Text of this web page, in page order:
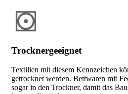
Trocknergeeignet
Textilien mit diesem Kennzeichen
getrocknet werden. Bettwaren mit
sogar in den Trockner, damit das